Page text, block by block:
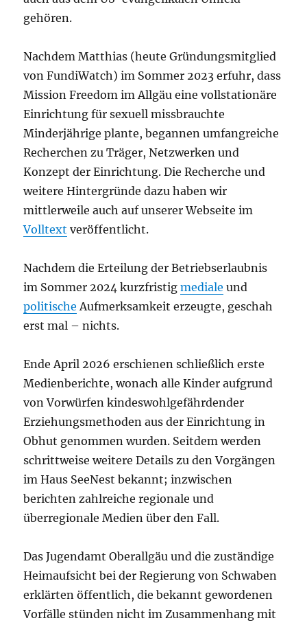
gehören.
Nachdem Matthias (heute Gründungsmitglied
von FundiWatch) im Sommer 2023 erfuhr, dass
Mission Freedom im Allgäu eine vollstationäre
Einrichtung für sexuell missbrauchte
Minderjährige plante, begannen umfangreiche
Recherchen zu Träger, Netzwerken und
Konzept der Einrichtung. Die Recherche und
weitere Hintergründe dazu haben wir
mittlerweile auch auf unserer Webseite im
Volltext veröffentlicht.
Nachdem die Erteilung der Betriebserlaubnis
im Sommer 2024 kurzfristigmediale und
politische Aufmerksamkeit erzeugte, geschah
erst mal – nichts.
Ende April 2026 erschienen schließlich erste
Medienberichte, wonach alle Kinder aufgrund
von Vorwürfen kindeswohlgefährdender
Erziehungsmethoden aus der Einrichtung in
Obhut genommen wurden. Seitdem werden
schrittweise weitere Details zu den Vorgängen
im Haus SeeNest bekannt; inzwischen
berichten zahlreiche regionale und
überregionale Medien über den Fall.
Das Jugendamt Oberallgäu und die zuständige
Heimaufsicht bei der Regierung von Schwaben
erklärten öffentlich, die bekannt gewordenen
Vorfälle stünden nicht im Zusammenhang mit